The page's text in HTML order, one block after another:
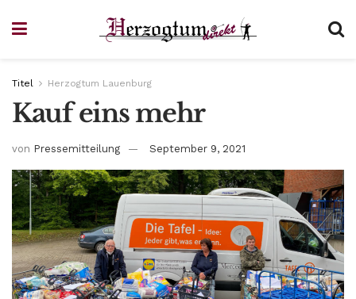
Titel Herzogtum Lauenburg
Kauf eins mehr
von Pressemitteilung September 9, 2021